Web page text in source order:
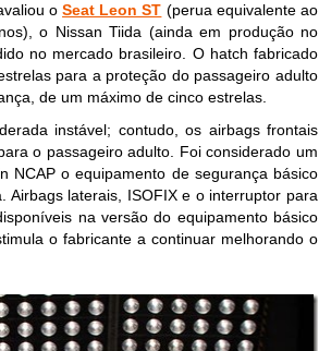
oSeat Leon ST (perua equivalente ao
o Nissan Tiida (ainda em produção no
no mercado brasileiro. O hatch fabricado
para a proteção do passageiro adulto
de um máximo de cinco estrelas.
instável; contudo, os airbags frontais
o passageiro adulto. Foi considerado um
NCAP o equipamento de segurança básico
laterais, ISOFIX e o interruptor para
na versão do equipamento básico
o fabricante a continuar melhorando o